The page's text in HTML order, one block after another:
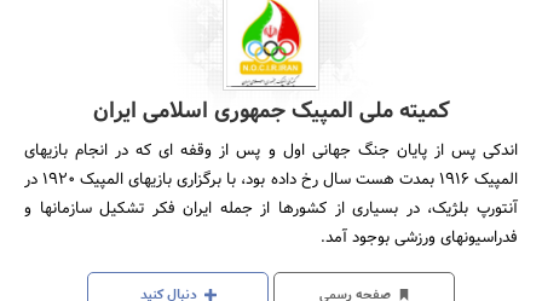
کمیته ملی المپیک جمهوری اسلامی ایران
اندکی پس از پایان جنگ جهانی اول و پس از وقفه ای که در انجام بازیهای
المپیک 1916 بمدت هست سال رخ داده بود، با برگزاری بازیهای المپیک 1920 در
آنتورپ بلژیک، در بسیاری از کشورها از جمله ایران فکر تشکیل سازمانها و
فدراسیونهای ورزشی بوجود آمد.
صفحه رسمی دنبال کنید